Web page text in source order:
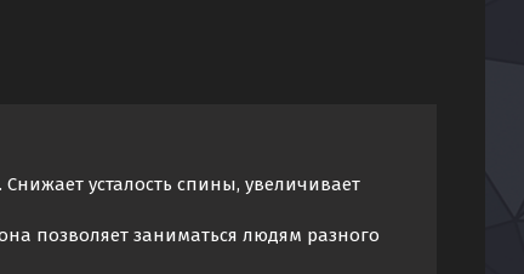
усталость спины, увеличивает
позволяет заниматься людям разного